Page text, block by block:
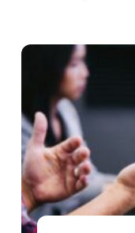
kommer ...